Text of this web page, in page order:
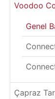
Voodoo
Genel
Çapraz